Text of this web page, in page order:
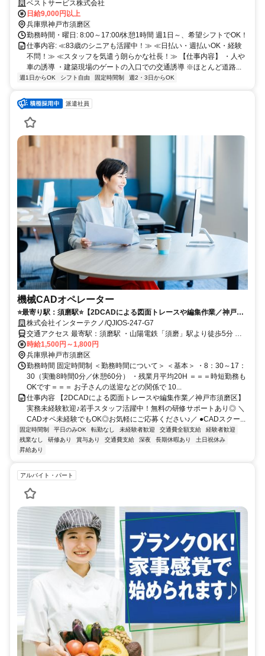
ベストサービス株式会社
日給9,000円以上
兵庫県神戸市須磨区
勤務時間・曜日: 8:00～17:00/休憩1時間 週1日～、希望シフトでOK！
仕事内容: ≪83歳のシニアも活躍中！≫ ≪日払い・週払いOK・経験
不問！≫ ≪スタッフを気遣う朗らかな社長！≫ 【仕事内容】 ・人や
車の誘導 ・建築現場のゲートの入口での交通誘導 ※ほとんど道路...
週1日からOK シフト自由 固定時間制 週2・3日からOK
派遣社員
機械CADオペレーター
⭐️最寄り駅：須磨駅⭐️【2DCADによる図面トレースや編集作業／神戸市
須磨区】実務未経験歓迎♪若手スタッフ活躍中！無料の研修サポートあり
◎
株式会社インターテクノ/QJIOS-247-G7
交通アクセス 最寄駅：須磨駅 ・山陽電鉄「須磨」駅より徒歩5分 ・
時給1,500円～1,800円
兵庫県神戸市須磨区
勤務時間 固定時間制 ＜勤務時間について＞ ＜基本＞ ・8：30～17：
30（実働8時間0分／休憩60分） ・残業月平均20H ＝＝＝時短勤務も
OKです＝＝＝ お子さんの送迎などの関係で 10...
仕事内容 【2DCADによる図面トレースや編集作業／神戸市須磨区】
実務未経験歓迎♪若手スタッフ活躍中！無料の研修サポートあり◎ ＼
CADオペ未経験でもOK◎お気軽にご応募ください♪／ ●CADスクー...
固定時間制 平日のみOK 転勤なし 未経験者歓迎 交通費全額支給
経験者歓迎
残業なし
研修あり 賞与あり 交通費支給 深夜 長期休暇あり
土日祝休み
昇給あり
アルバイト・パート